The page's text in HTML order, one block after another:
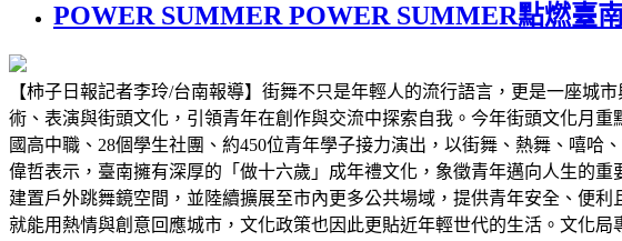
POWER SUMMER POWER SUMMER點燃臺
【柿子日報記者李玲/台南報導】街舞不只是年輕人的流行語言，更是一座城
術、表演與街頭文化，引領青年在創作與交流中探索自我。今年街頭文化月
國高中職、28個學生社團、約450位青年學子接力演出，以街舞、熱舞、嘻
偉哲表示，臺南擁有深厚的「做十六歲」成年禮文化，象徵青年邁向人生的
建置戶外跳舞鏡空間，並陸續擴展至市內更多公共場域，提供青年安全、便
就能用熱情與創意回應城市，文化政策也因此更貼近年輕世代的生活。文化